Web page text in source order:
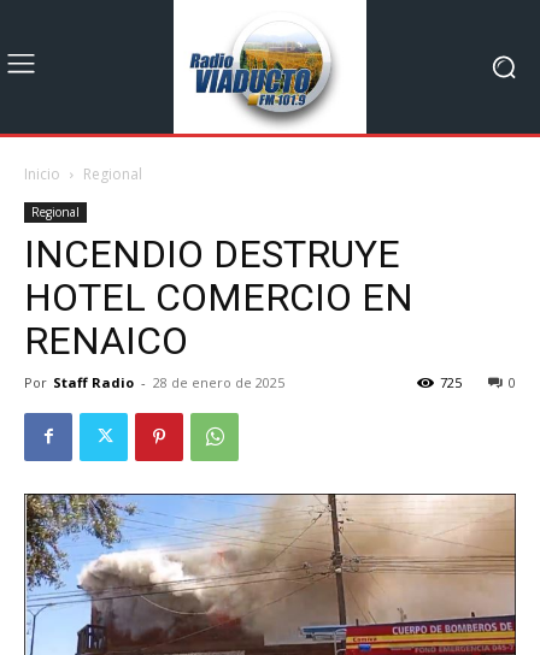
Inicio Regional
Regional
INCENDIO DESTRUYE
HOTEL COMERCIO EN
RENAICO
Por Staff Radio - 28 de enero de 2025 0
725